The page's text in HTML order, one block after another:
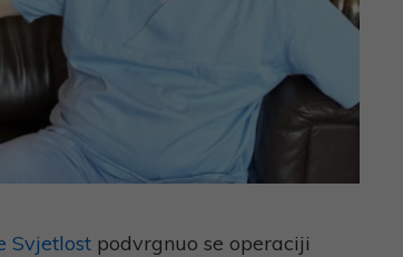
Svjetlostpodvrgnuo se operaciji